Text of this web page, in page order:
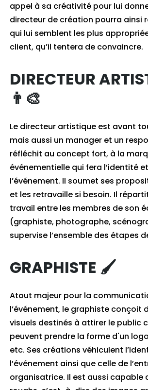
appel à sa créativité pour lui
directeur de création pourra ainsi
qui lui semblent les plus
client, qu’il tentera de convaincre.
DIRECTEUR
👨‍🎨
Le directeur artistique est avant
mais aussi un manager et un
réfléchit au concept fort, à la
événementielle qui fera l’identité
l’événement. Il soumet ses
et les retravaille si besoin. Il
travail entre les membres de son
(graphiste, photographe,
supervise l’ensemble des étapes
GRAPHISTE 🖌
Atout majeur pour la
l’événement, le graphiste conçoit
visuels destinés à attirer le public
peuvent prendre la forme d'un
etc. Ses créations véhiculent
l’événement ainsi que celle de
organisatrice. Il est aussi capable